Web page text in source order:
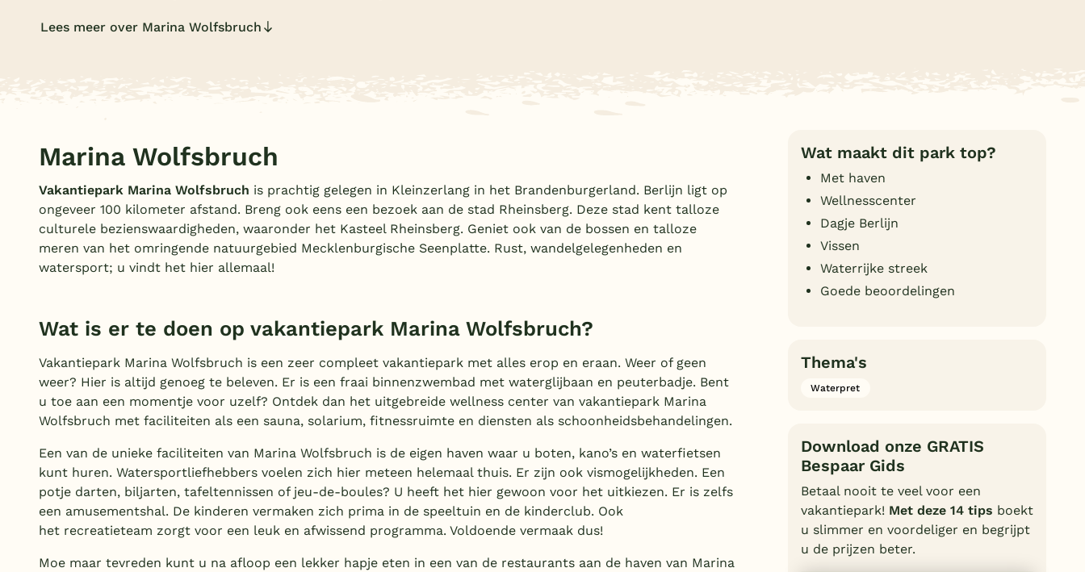
Nederland
Limburg
Duitsland
Lees meer over Marina Wolfsbruch
Marina Wolfsbruch
Vakantiepark Marina Wolfsbruch is prachtig gelegen in Kleinzerlang in het Brandenburgerland. Berlijn ligt op
ongeveer 100 kilometer afstand. Breng ook eens een bezoek aan de stad Rheinsberg. Deze stad kent talloze
culturele bezienswaardigheden, waaronder het Kasteel Rheinsberg. Geniet ook van de bossen en talloze
meren van het omringende natuurgebied Mecklenburgische Seenplatte. Rust, wandelgelegenheden en
watersport; u vindt het hier allemaal!
Wat is er te doen op vakantiepark Marina Wolfsbruch?
Vakantiepark Marina Wolfsbruch is een zeer compleet vakantiepark met alles erop en eraan. Weer of geen
weer? Hier is altijd genoeg te beleven. Er is een fraai binnenzwembad met waterglijbaan en peuterbadje. Bent
u toe aan een momentje voor uzelf? Ontdek dan het uitgebreide wellness center van vakantiepark Marina
Wolfsbruch met faciliteiten als een sauna, solarium, fitnessruimte en diensten als schoonheidsbehandelingen.
Een van de unieke faciliteiten van Marina Wolfsbruch is de eigen haven waar u boten, kano’s en waterfietsen
kunt huren. Watersportliefhebbers voelen zich hier meteen helemaal thuis. Er zijn ook vismogelijkheden. Een
potje darten, biljarten, tafeltennissen of jeu-de-boules? U heeft het hier gewoon voor het uitkiezen. Er is zelfs
een amusementshal. De kinderen vermaken zich prima in de speeltuin en de kinderclub. Ook
het recreatieteam zorgt voor een leuk en afwissend programma. Voldoende vermaak dus!
Moe maar tevreden kunt u na afloop een lekker hapje eten in een van de restaurants aan de haven van Marina
Wat maakt dit park top?
Met haven
Wellnesscenter
Dagje Berlijn
Vissen
Waterrijke streek
Goede beoordelingen
Thema's
Waterpret
Download onze GRATIS
Bespaar Gids
Betaal nooit te veel voor een
vakantiepark! Met deze 14 tips boekt
u slimmer en voordeliger en begrijpt
u de prijzen beter.